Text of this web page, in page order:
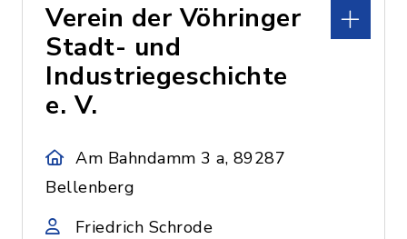
Verein der Vöhringer
Stadt- und
Industriegeschichte
e. V.
Am Bahndamm 3 a, 89287
Bellenberg
Friedrich Schrode